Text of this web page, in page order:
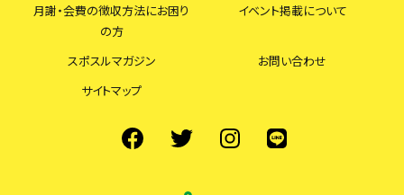
月謝・会費の徴収方法にお困り
の方
イベント掲載について
スポスルマガジン
お問い合わせ
サイトマップ